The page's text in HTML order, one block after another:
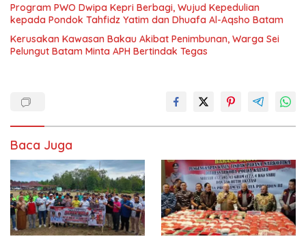
Program PWO Dwipa Kepri Berbagi, Wujud Kepedulian
kepada Pondok Tahfidz Yatim dan Dhuafa Al-Aqsho Batam
Kerusakan Kawasan Bakau Akibat Penimbunan, Warga Sei
Pelungut Batam Minta APH Bertindak Tegas
Baca Juga